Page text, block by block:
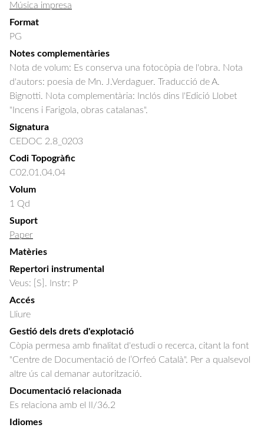
Música impresa
Format
PG
Notes complementàries
Nota de volum: Es conserva una fotocòpia de l'obra. Nota
d'autors: poesia de Mn. J.Verdaguer. Traducció de A.
Bignotti. Nota complementària: Inclós dins l'Edició Llobet
"Incens i Farigola, obras catalanas".
Signatura
CEDOC 2.8_0203
Codi Topogràfic
C02.01.04.04
Volum
1 Qd
Suport
Paper
Matèries
Repertori instrumental
Veus: [S]. Instr: P
Accés
Lliure
Gestió dels drets d'explotació
Còpia permesa amb finalitat d'estudi o recerca, citant la font
"Centre de Documentació de l’Orfeó Català". Per a qualsevol
altre ús cal demanar autorització.
Documentació relacionada
Es relaciona amb el II/36.2
Idiomes